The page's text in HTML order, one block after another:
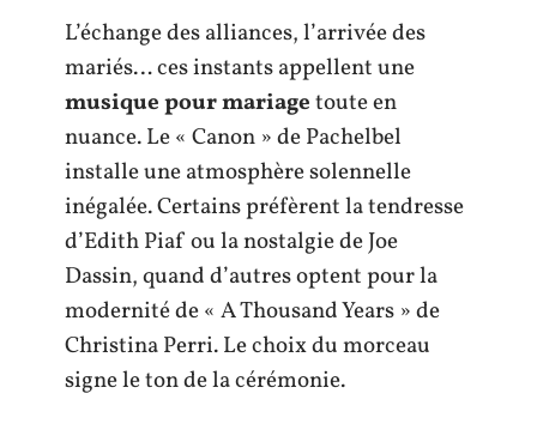
L’échange des alliances, l’arrivée des
mariés… ces instants appellent une
musique pour mariagetoute en
nuance. Le « Canon » de Pachelbel
installe une atmosphère solennelle
inégalée. Certains préfèrent la tendresse
d’Edith Piaf ou la nostalgie de Joe
Dassin, quand d’autres optent pour la
modernité de « A Thousand Years » de
Christina Perri. Le choix du morceau
signe le ton de la cérémonie.